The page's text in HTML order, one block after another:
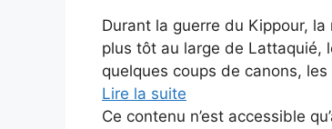
Durant la guerre du Kippour,
plus tôt au large de Lattaquié,
quelques coups de canons,
Lire la suite
Ce contenu n’est accessible